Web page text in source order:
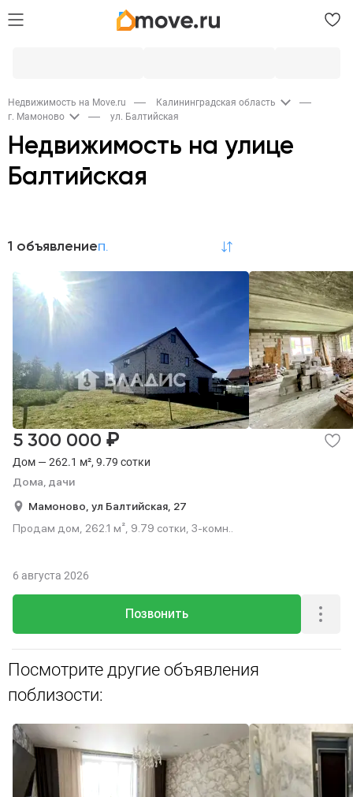
Недвижимость на Move.ru
Калининградская область
г. Мамоново
ул. Балтийская
Недвижимость на улице
Балтийская
1 объявление
Дом — 262.1 м², 9.79 сотки
Дома, дачи
5 300 000 ₽
Мамоново, ул Балтийская, 27
Продам дом, 262.1 м², 9.79 сотки, 3-комн..
Позвонить
6 августа 2026
Посмотрите другие объявления
поблизости: